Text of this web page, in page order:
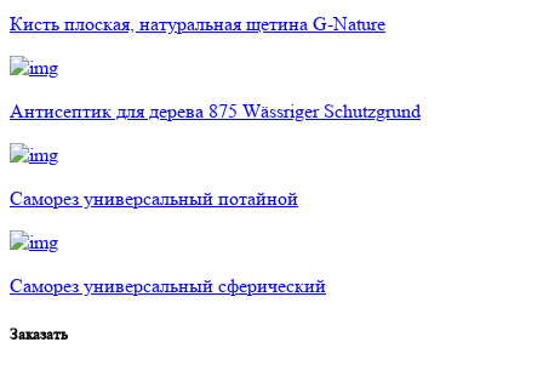
Кисть плоская, натуральная щетина G-Nature
Антисептик для дерева 875 Wässriger Schutzgrund
Саморез универсальный потайной
Саморез универсальный сферический
Заказать